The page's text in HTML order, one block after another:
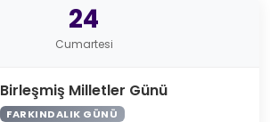
24
Cumartesi
Birleşmiş Milletler Günü
FARKINDALIK GÜNÜ